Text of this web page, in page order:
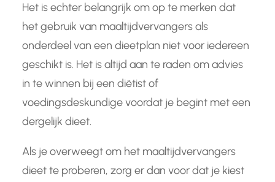
Het is echter belangrijk om op te merken dat
het gebruik van maaltijdvervangers als
onderdeel van een dieetplan niet voor iedereen
geschikt is. Het is altijd aan te raden om advies
in te winnen bij een diëtist of
voedingsdeskundige voordat je begint met een
dergelijk dieet.
Als je overweegt om het maaltijdvervangers
dieet te proberen, zorg er dan voor dat je kiest